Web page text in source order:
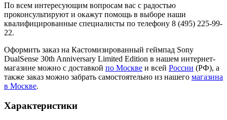
По всем интересующим вопросам вас с радостью
проконсультируют и окажут помощь в выборе наши
квалифицированные специалисты по телефону 8 (495) 225-99-
22.
Оформить заказ на Кастомизированный геймпад Sony
DualSense 30th Anniversary Limited Edition в нашем интернет-
магазине можно с доставкой по Москве и всей России (РФ), а
также заказ можно забрать самостоятельно из нашего магазина
в Москве.
Характеристики